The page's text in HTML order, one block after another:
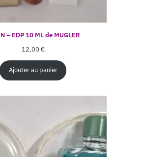
– EDP 10 ML de MUGLER
12,00 €
Ajouter au panier